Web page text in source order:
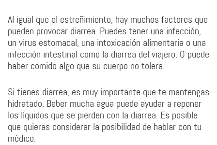
Al igual que el estreñimiento, hay muchos factores que
pueden provocar diarrea. Puedes tener una infección,
un virus estomacal, una intoxicación alimentaria o una
infección intestinal como la diarrea del viajero. O puede
haber comido algo que su cuerpo no tolera.
Si tienes diarrea, es muy importante que te mantengas
hidratado. Beber mucha agua puede ayudar a reponer
los líquidos que se pierden con la diarrea. Es posible
que quieras considerar la posibilidad de hablar con tu
médico.